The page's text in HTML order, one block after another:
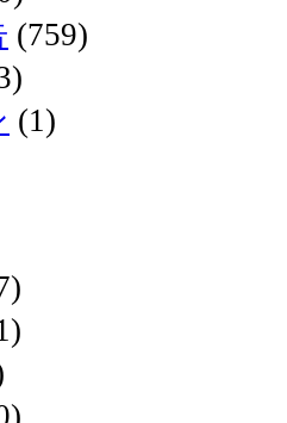
(759)
(1)